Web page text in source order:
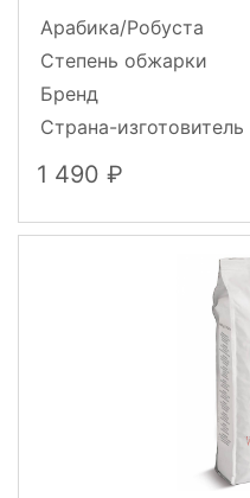
Арабика/Робуста
Степень обжарки
Бренд
Страна-изготовитель
1 490